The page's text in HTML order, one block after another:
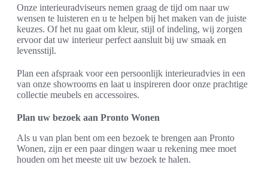
Onze interieuradviseurs nemen graag de tijd om naar uw
wensen te luisteren en u te helpen bij het maken van de juiste
keuzes. Of het nu gaat om kleur, stijl of indeling, wij zorgen
ervoor dat uw interieur perfect aansluit bij uw smaak en
levensstijl.
Plan een afspraak voor een persoonlijk interieuradvies in een
van onze showrooms en laat u inspireren door onze prachtige
collectie meubels en accessoires.
Plan uw bezoek aan Pronto Wonen
Als u van plan bent om een bezoek te brengen aan Pronto
Wonen, zijn er een paar dingen waar u rekening mee moet
houden om het meeste uit uw bezoek te halen.